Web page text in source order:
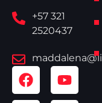
+57 321
2520437